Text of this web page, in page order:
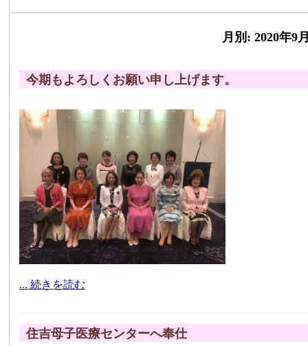
月別: 2020年9
今期もよろしくお願い申し上げます。
... 続きを読む
住吉母子医療センターへ奉仕